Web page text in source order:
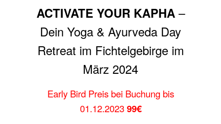
ACTIVATE YOUR KAPHA–
Dein Yoga & Ayurveda Day
Retreat im Fichtelgebirge im
März 2024
Early Bird Preis bei Buchung bis
01.12.202399€